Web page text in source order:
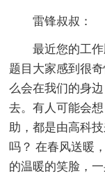
雷锋叔叔：
最近您的工
题目大家感到很
么会在我们的身
去。有人可能会
助，都是由高科
吗？ 在春风送暖
的温暖的笑脸，